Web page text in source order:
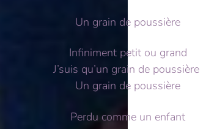
Un grain de poussière
Infiniment petit ou grand
J’suis qu’un grain de poussière
Un grain de poussière
Perdu comme un enfant